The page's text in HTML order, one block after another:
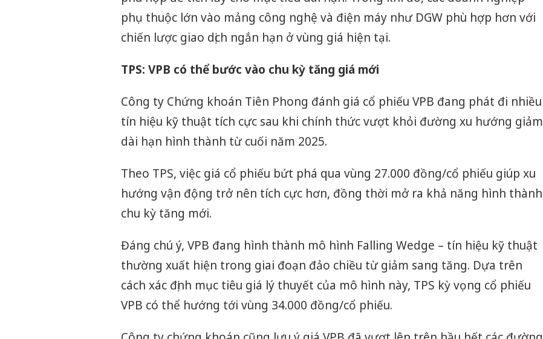
phụ thuộc lớn vào mảng công nghệ và điện máy như DGW phù hợp hơn với
chiến lược giao dịch ngắn hạn ở vùng giá hiện tại.
TPS: VPB có thể bước vào chu kỳ tăng giá mới
Công ty Chứng khoán Tiên Phong đánh giá cổ phiếu VPB đang phát đi nhiều
tín hiệu kỹ thuật tích cực sau khi chính thức vượt khỏi đường xu hướng giảm
dài hạn hình thành từ cuối năm 2025.
Theo TPS, việc giá cổ phiếu bứt phá qua vùng 27.000 đồng/cổ phiếu giúp xu
hướng vận động trở nên tích cực hơn, đồng thời mở ra khả năng hình thành
chu kỳ tăng mới.
Đáng chú ý, VPB đang hình thành mô hình Falling Wedge – tín hiệu kỹ thuật
thường xuất hiện trong giai đoạn đảo chiều từ giảm sang tăng. Dựa trên
cách xác định mục tiêu giá lý thuyết của mô hình này, TPS kỳ vọng cổ phiếu
VPB có thể hướng tới vùng 34.000 đồng/cổ phiếu.